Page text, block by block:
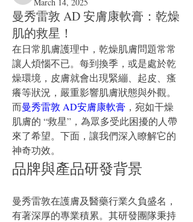
曼秀雷敦 AD 安膚康軟膏：乾燥
肌的救星！
在日常肌膚護理中，乾燥肌膚問題常常
讓人煩惱不已。每到換季，或是處於乾
燥環境，皮膚就會出現緊繃、起皮、瘙
癢等狀況，嚴重影響肌膚狀態與外觀。
而曼秀雷敦 AD安膚康軟膏 ，宛如干燥
肌膚的 “救星”，為眾多受此困擾的人帶
來了希望。下面，讓我們深入瞭解它的
神奇功效。
品牌與產品研發背景
曼秀雷敦在護膚及醫藥行業久負盛名，
有著深厚的專業積累。其研發團隊秉持